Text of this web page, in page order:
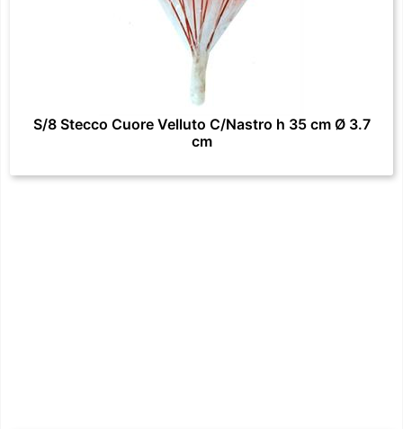
S/8 Stecco Cuore Velluto C/Nastro h 35 cm Ø 3.7
cm